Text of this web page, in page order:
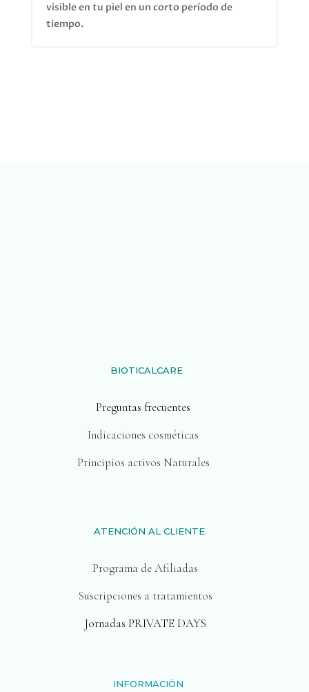
visible en tu piel en un corto período de
tiempo.
BIOTICALCARE
Preguntas frecuentes
Indicaciones cosméticas
Principios activos Naturales
ATENCIÓN AL CLIENTE
Programa de Afiliadas
Suscripciones a tratamientos
Jornadas PRIVATE DAYS
INFORMACIÓN